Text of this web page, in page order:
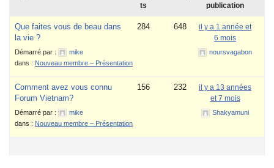
ts
publication
Que faites vous de beau dans
la vie ?
Démarré par :
mike
dans : Nouveau membre – Présentation
284 648
il y a 1 année et
6 mois
noursvagabon
Comment avez vous connu
Forum Vietnam?
Démarré par :
mike
dans : Nouveau membre – Présentation
156 232
il y a 13 années
et 7 mois
Shakyamuni